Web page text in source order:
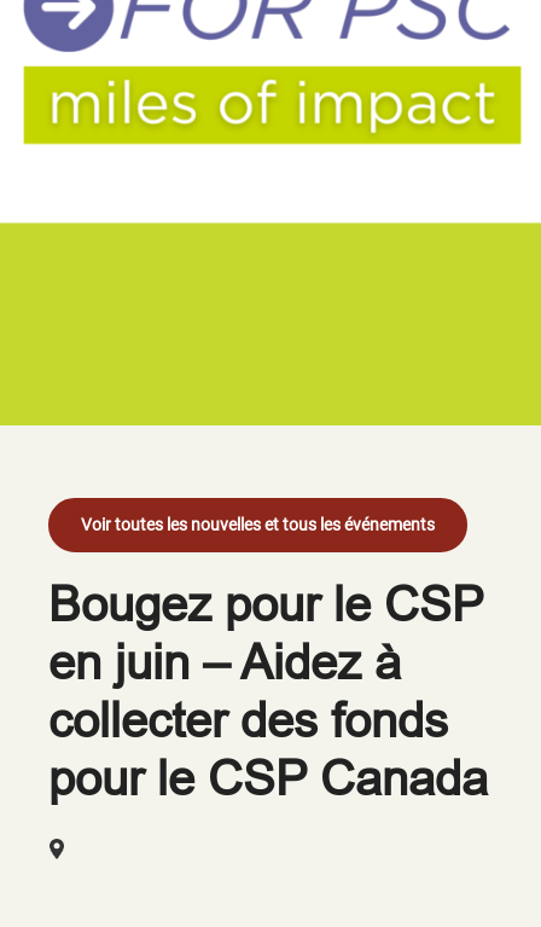
Voir toutes les nouvelles et tous les événements
Bougez pour le CSP
en juin – Aidez à
collecter des fonds
pour le CSP Canada